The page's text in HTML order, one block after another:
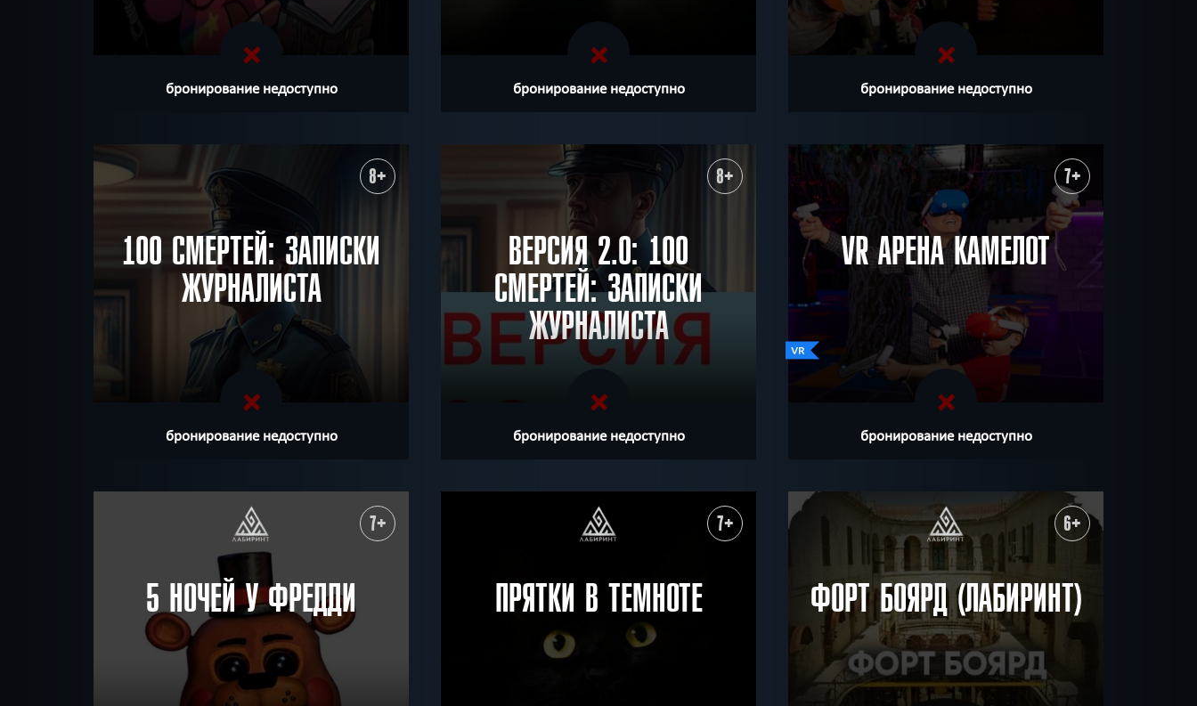
бронирование недоступно бронирование недоступно бронирование недоступно
8+
100 СМЕРТЕЙ: ЗАПИСКИ
ЖУРНАЛИСТА
бронирование недоступно
8+
ВЕРСИЯ 2.0: 100
СМЕРТЕЙ: ЗАПИСКИ
ЖУРНАЛИСТА
бронирование недоступно
7+
VR АРЕНА КАМЕЛОТ
бронирование недоступно
7+
5 НОЧЕЙ У ФРЕДДИ
7+
ПРЯТКИ В ТЕМНОТЕ
6+
ФОРТ БОЯРД (ЛАБИРИНТ)